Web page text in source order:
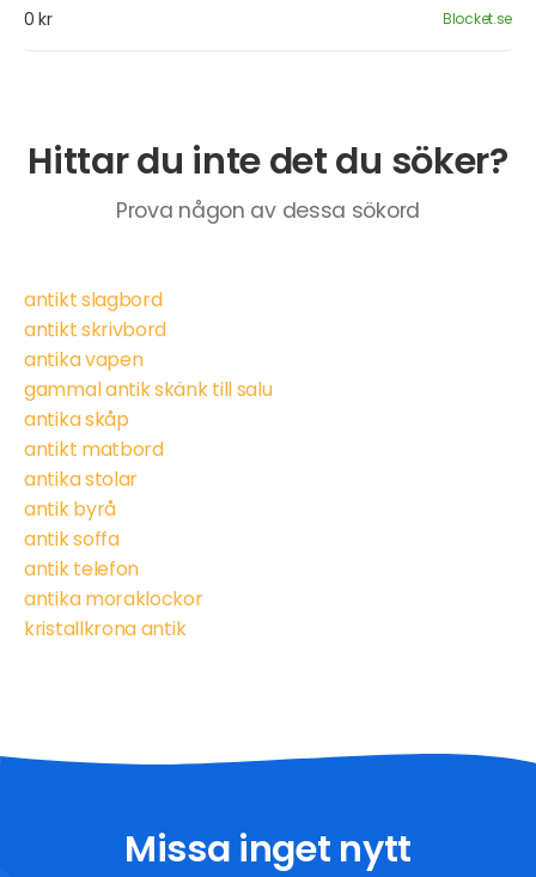
0 kr Blocket.se
Hittar du inte det du söker?
Prova någon av dessa sökord
antikt slagbord
antikt skrivbord
antika vapen
gammal antik skänk till salu
antika skåp
antikt matbord
antika stolar
antik byrå
antik soffa
antik telefon
antika moraklockor
kristallkrona antik
Missa inget nytt